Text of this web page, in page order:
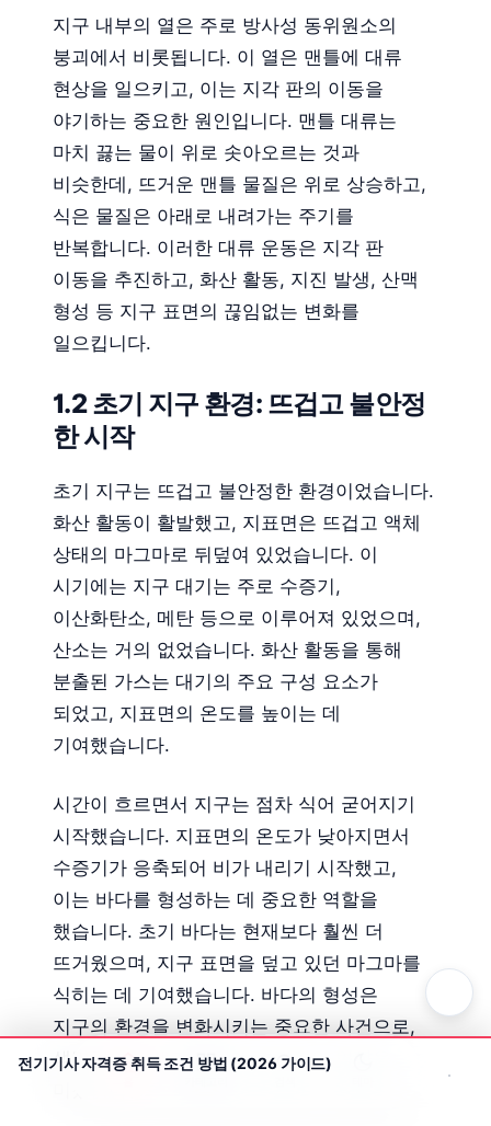
지구 내부의 열은 주로 방사성 동위원소의
붕괴에서 비롯됩니다. 이 열은 맨틀에 대류
현상을 일으키고, 이는 지각 판의 이동을
야기하는 중요한 원인입니다. 맨틀 대류는
마치 끓는 물이 위로 솟아오르는 것과
비슷한데, 뜨거운 맨틀 물질은 위로 상승하고,
식은 물질은 아래로 내려가는 주기를
반복합니다. 이러한 대류 운동은 지각 판
이동을 추진하고, 화산 활동, 지진 발생, 산맥
형성 등 지구 표면의 끊임없는 변화를
일으킵니다.
1.2 초기 지구 환경: 뜨겁고 불안정
한 시작
초기 지구는 뜨겁고 불안정한 환경이었습니다.
화산 활동이 활발했고, 지표면은 뜨겁고 액체
상태의 마그마로 뒤덮여 있었습니다. 이
시기에는 지구 대기는 주로 수증기,
이산화탄소, 메탄 등으로 이루어져 있었으며,
산소는 거의 없었습니다. 화산 활동을 통해
분출된 가스는 대기의 주요 구성 요소가
되었고, 지표면의 온도를 높이는 데
기여했습니다.
시간이 흐르면서 지구는 점차 식어 굳어지기
시작했습니다. 지표면의 온도가 낮아지면서
수증기가 응축되어 비가 내리기 시작했고,
이는 바다를 형성하는 데 중요한 역할을
했습니다. 초기 바다는 현재보다 훨씬 더
뜨거웠으며, 지구 표면을 덮고 있던 마그마를
식히는 데 기여했습니다. 바다의 형성은
지구의 환경을 변화시키는 중요한 사건으로,
생명체의 탄생과 진화에 결정적인 영향을
전기기사 자격증 취득 조건 방법 (2026 가이드)